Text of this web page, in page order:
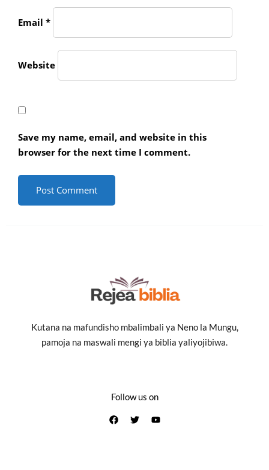
Email *
Website
Save my name, email, and website in this
browser for the next time I comment.
Kutana na mafundisho mbalimbali ya Neno la Mungu,
pamoja na maswali mengi ya biblia yaliyojibiwa.
Follow us on